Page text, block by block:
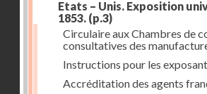
Etats – Unis. Exposition
1853. (p.3)
Circulaire aux Chambres de
consultatives des
Instructions pour les
Accréditation des agents